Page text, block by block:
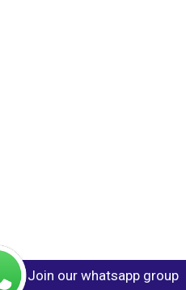
Join our whatsapp group